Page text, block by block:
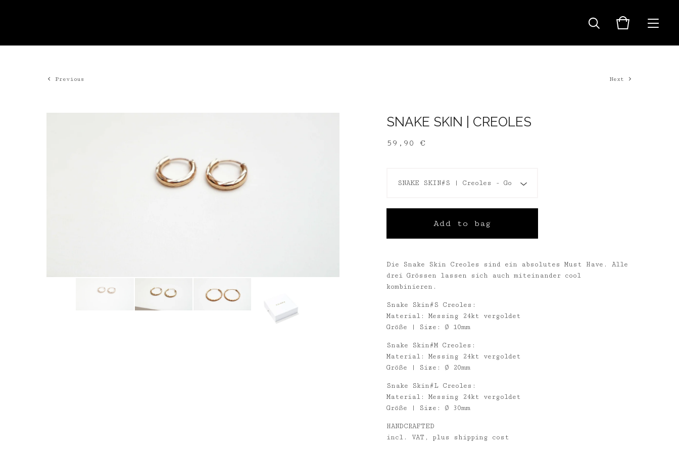
Previous Next
SNAKE SKIN | CREOLES
59,90 €
Add to bag
Die Snake Skin Creoles sind ein absolutes Must Have. Alle
drei Grössen lassen sich auch miteinander cool
kombinieren.
Snake Skin#S Creoles:
Material: Messing 24kt vergoldet
Größe | Size: Ø 10mm
Snake Skin#M Creoles:
Material: Messing 24kt vergoldet
Größe | Size: Ø 20mm
Snake Skin#L Creoles:
Material: Messing 24kt vergoldet
Größe | Size: Ø 30mm
HANDCRAFTED
incl. VAT, plus shipping cost